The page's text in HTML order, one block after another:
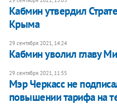
Кабмин утвердил
Крыма
29 сентября 2021, 14:24
Кабмин уволил главу
29 сентября 2021, 11:55
Мэр Черкасс не
повышении тарифа на